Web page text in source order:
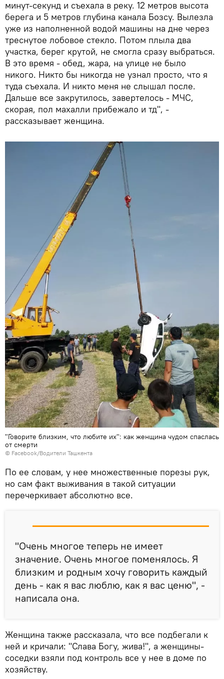
минут-секунд и съехала в реку. 12 метров высота
берега и 5 метров глубина канала Бозсу. Вылезла
уже из наполненной водой машины на дне через
треснутое лобовое стекло. Потом плыла два
участка, берег крутой, не смогла сразу выбраться.
В это время - обед, жара, на улице не было
никого. Никто бы никогда не узнал просто, что я
туда съехала. И никто меня не слышал после.
Дальше все закрутилось, завертелось - МЧС,
скорая, пол махалли прибежало и тд", -
рассказывает женщина.
"Говорите близким, что любите их": как женщина чудом спаслась
от смерти
© Facebook/Водители Ташкента
По ее словам, у нее множественные порезы рук,
но сам факт выживания в такой ситуации
перечеркивает абсолютно все.
"Очень многое теперь не имеет
значение. Очень многое поменялось. Я
близким и родным хочу говорить каждый
день - как я вас люблю, как я вас ценю", -
написала она.
Женщина также рассказала, что все подбегали к
ней и кричали: "Слава Богу, жива!", а женщины-
соседки взяли под контроль все у нее в доме по
хозяйству.